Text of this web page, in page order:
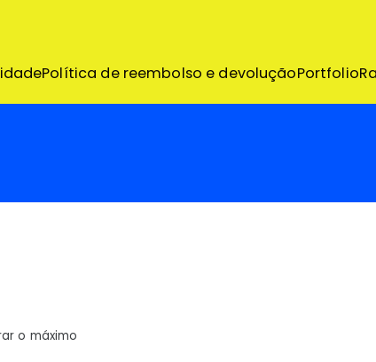
Política de reembolso e devoluçãoPortfolio
o máximo